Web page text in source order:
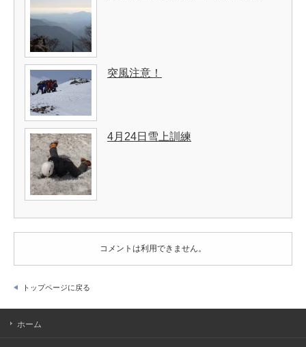
突風注意！
4月24日雪上訓練
コメントは利用できません。
トップページに戻る
ホーム